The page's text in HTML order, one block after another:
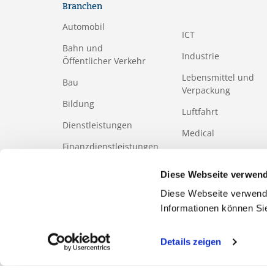
Diese Webseite
Diese Webseite
Informationen können
Details zeigen
Branchen
Automobil
Bahn und
Öffentlicher Verkehr
Bau
Bildung
Dienstleistungen
Finanzdienstleistungen
ICT
Industrie
Lebensmittel und
Verpackung
Luftfahrt
Medical
Tourismus